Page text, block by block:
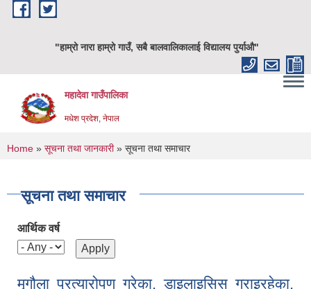
Skip to main content
"हाम्रो नारा हाम्रो गाउँ, सबै बालवालिकालाई विद्यालय पुर्याऔ"
महादेवा गाउँपालिका
मधेश प्रदेश, नेपाल
You are here
Home » सूचना तथा जानकारी» सूचना तथा समाचार
सूचना तथा समाचार
आर्थिक वर्ष
मृगौला प्रत्यारोपण गरेका, डाइलाइसिस गराइरहेका,